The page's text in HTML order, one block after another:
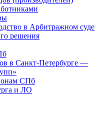
в Арбитражном суде
решения
в Санкт-Петербурге —
СПб
и ЛО